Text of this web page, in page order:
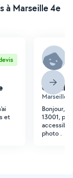
à Marseille 4e
et
Marseille
Bonjour,
13001,
photo .